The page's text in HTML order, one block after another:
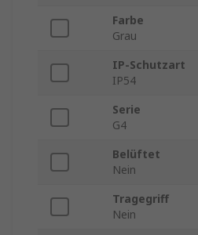
Farbe
Grau
IP-Schutzart
IP54
Serie
G4
Belüftet
Nein
Tragegriff
Nein